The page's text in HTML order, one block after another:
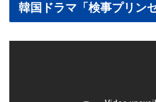
韓国ドラマ「検事プリン